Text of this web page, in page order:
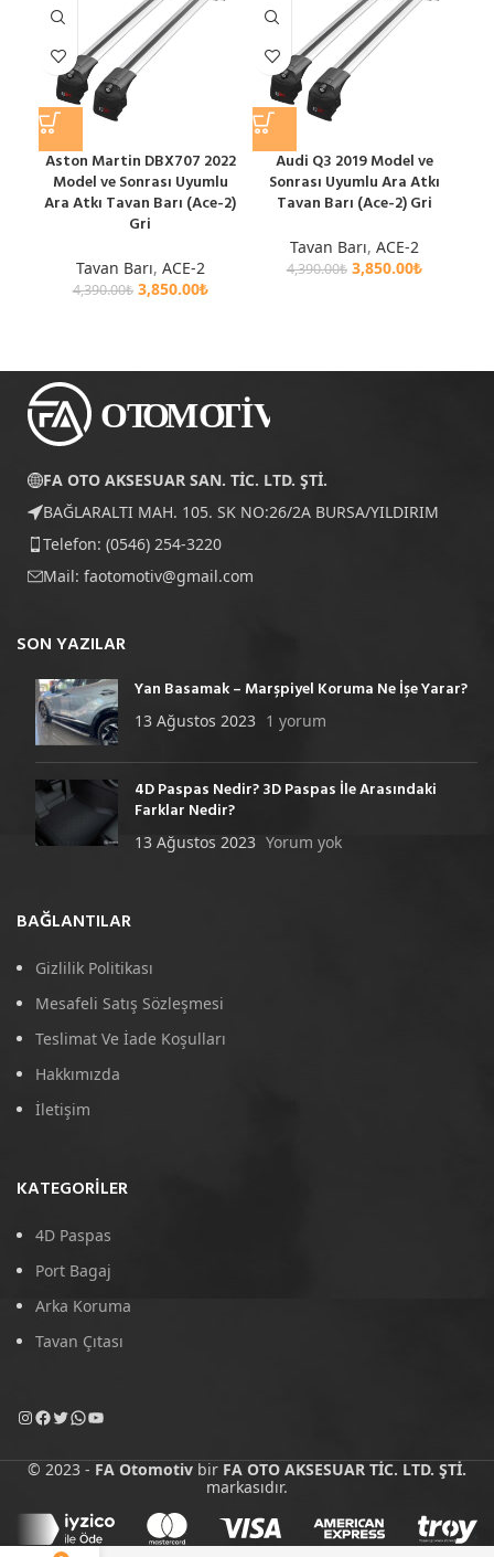
Aston Martin DBX707 2022
Model ve Sonrası Uyumlu
Ara Atkı Tavan Barı (Ace-2)
Gri
Tavan Barı, ACE-2
4,390.00₺ 3,850.00₺
Audi Q3 2019 Model ve
Sonrası Uyumlu Ara Atkı
Tavan Barı (Ace-2) Gri
Tavan Barı, ACE-2
4,390.00₺ 3,850.00₺
FA OTO AKSESUAR SAN. TİC. LTD. ŞTİ.
BAĞLARALTI MAH. 105. SK NO:26/2A BURSA/YILDIRIM
Telefon: (0546) 254-3220
Mail: faotomotiv@gmail.com
SON YAZILAR
Yan Basamak – Marşpiyel Koruma Ne İşe Yarar?
13 Ağustos 2023 1 yorum
4D Paspas Nedir? 3D Paspas İle Arasındaki
Farklar Nedir?
13 Ağustos 2023 Yorum yok
BAĞLANTILAR
Gizlilik Politikası
Mesafeli Satış Sözleşmesi
Teslimat Ve İade Koşulları
Hakkımızda
İletişim
KATEGORILER
4D Paspas
Port Bagaj
Arka Koruma
Tavan Çıtası
© 2023 - FA Otomotiv bir FA OTO AKSESUAR TİC. LTD. ŞTİ.
markasıdır.